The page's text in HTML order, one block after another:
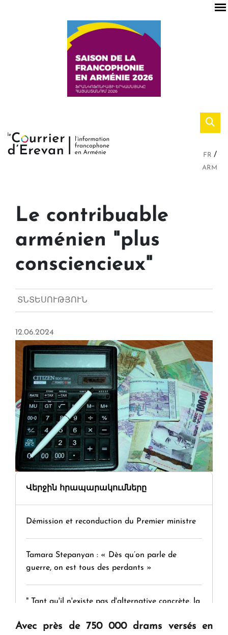
FR
ARM
Le contribuable
arménien "plus
consciencieux"
ՏՆՏԵՍՈՒԹՅՈՒՆ
12.06.2024
Վերջին հրապարակումները
Démission et reconduction du Premier ministre
Tamara Stepanyan : « Dès qu’on parle de
guerre, on est tous des perdants »
" Tant qu'il n'existe pas d'alternative concrète, la
Avec près de 750 000 drams versés en